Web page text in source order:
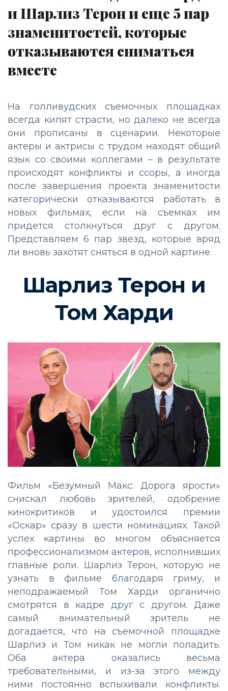
и Шарлиз Терон и еще 5 пар
знаменитостей, которые
отказываются сниматься
вместе
На голливудских съемочных площадках
всегда кипят страсти, но далеко не всегда
они прописаны в сценарии. Некоторые
актеры и актрисы с трудом находят общий
язык со своими коллегами – в результате
происходят конфликты и ссоры, а иногда
после завершения проекта знаменитости
категорически отказываются работать в
новых фильмах, если на съемках им
придется столкнуться друг с другом.
Представляем 6 пар звезд, которые вряд
ли вновь захотят сняться в одной картине.
Шарлиз Терон и
Том Харди
Фильм «Безумный Макс: Дорога ярости»
снискал любовь зрителей, одобрение
кинокритиков и удостоился премии
«Оскар» сразу в шести номинациях. Такой
успех картины во многом объясняется
профессионализмом актеров, исполнивших
главные роли. Шарлиз Терон, которую не
узнать в фильме благодаря гриму, и
неподражаемый Том Харди органично
смотрятся в кадре друг с другом. Даже
самый внимательный зритель не
догадается, что на съемочной площадке
Шарлиз и Том никак не могли поладить.
Оба актера оказались весьма
требовательными, и из-за этого между
ними постоянно вспыхивали конфликты.